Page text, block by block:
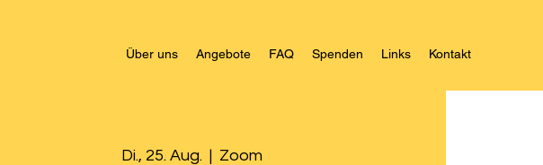
Über uns Angebote FAQ Spenden Links Kontakt
Di., 25. Aug.
  |
Zoom